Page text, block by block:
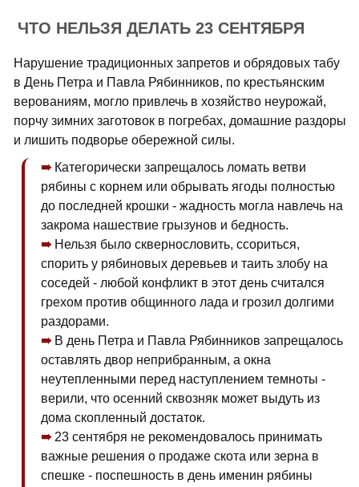
ЧТО НЕЛЬЗЯ ДЕЛАТЬ 23 СЕНТЯБРЯ
Нарушение традиционных запретов и обрядовых табу
в День Петра и Павла Рябинников, по крестьянским
верованиям, могло привлечь в хозяйство неурожай,
порчу зимних заготовок в погребах, домашние раздоры
и лишить подворье обережной силы.
Категорически запрещалось ломать ветви
рябины с корнем или обрывать ягоды полностью
до последней крошки - жадность могла навлечь на
закрома нашествие грызунов и бедность.
Нельзя было сквернословить, ссориться,
спорить у рябиновых деревьев и таить злобу на
соседей - любой конфликт в этот день считался
грехом против общинного лада и грозил долгими
раздорами.
В день Петра и Павла Рябинников запрещалось
оставлять двор неприбранным, а окна
неутепленными перед наступлением темноты -
верили, что осенний сквозняк может выдуть из
дома скопленный достаток.
23 сентября не рекомендовалось принимать
важные решения о продаже скота или зерна в
спешке - поспешность в день именин рябины